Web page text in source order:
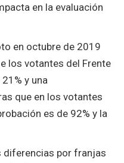
en la evaluación
en octubre de 2019
los votantes del Frente
y una
que en los votantes
es de 92% y la
diferencias por franjas